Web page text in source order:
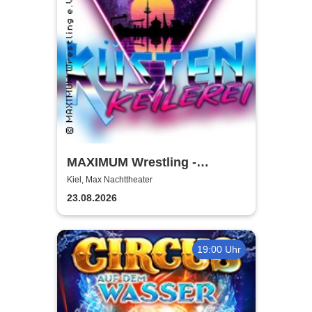
MAXIMUM Wrestling -
Küstenkeilerei '26
Kiel, Max Nachttheater
23.08.2026
19:00 Uhr